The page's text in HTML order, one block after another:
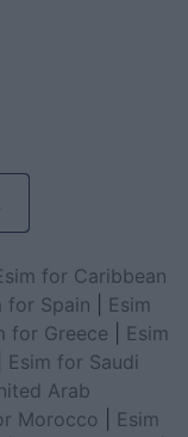
for Caribbean
for Spain
Esim
for Greece
Esim
Esim for Saudi
Arab
Morocco
Esim